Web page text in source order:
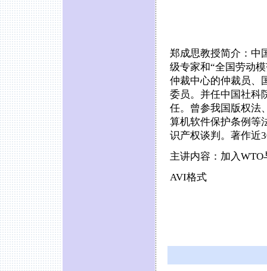
郑成思教授简介：中
级专家和“全国劳动
仲裁中心的仲裁员、
委员。并任中国社科
任。曾参我国版权法
算机软件保护条例等
识产权谈判。著作近
主讲内容：加入
AVI格式